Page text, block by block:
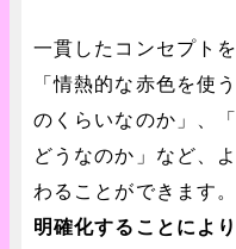
一貫したコンセプト
「情熱的な赤色を使
のくらいなのか」、
どうなのか」など、
わることができます。
明確化することによ